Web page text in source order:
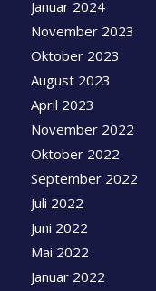
Januar 2024
November 2023
Oktober 2023
August 2023
April 2023
November 2022
Oktober 2022
September 2022
Juli 2022
Juni 2022
Mai 2022
Januar 2022